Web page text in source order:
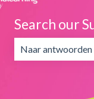
Search our
Er zijn geen